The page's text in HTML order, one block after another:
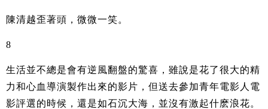
陳清越歪著頭，微微一笑。
8
生活並不總是會有逆風翻盤的驚喜，雖說是花了很大的精
力和心血導演製作出來的影片，但送去參加青年電影人電
影評選的時候，還是如石沉大海，並沒有激起什麽浪花。